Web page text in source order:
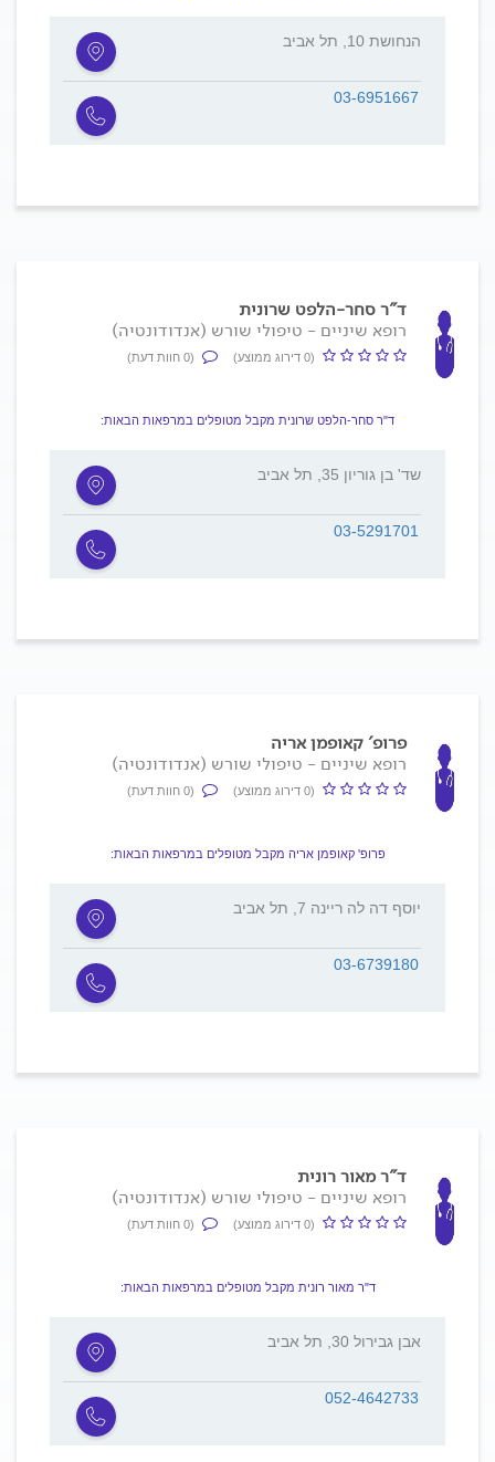
הנחושת 10, תל אביב
03-6951667
ד"ר סחר-הלפט שרונית
רופא שיניים - טיפולי שורש (אנדודונטיה)
(0 דירוג ממוצע) (0 חוות דעת)
ד"ר סחר-הלפט שרונית מקבל מטופלים במרפאות הבאות:
שד' בן גוריון 35, תל אביב
03-5291701
פרופ' קאופמן אריה
רופא שיניים - טיפולי שורש (אנדודונטיה)
(0 דירוג ממוצע) (0 חוות דעת)
פרופ' קאופמן אריה מקבל מטופלים במרפאות הבאות:
יוסף דה לה ריינה 7, תל אביב
03-6739180
ד"ר מאור רונית
רופא שיניים - טיפולי שורש (אנדודונטיה)
(0 דירוג ממוצע) (0 חוות דעת)
ד"ר מאור רונית מקבל מטופלים במרפאות הבאות:
אבן גבירול 30, תל אביב
052-4642733